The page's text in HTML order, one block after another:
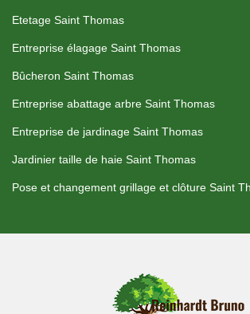
Etetage Saint Thomas
Entreprise élagage Saint Thomas
Bûcheron Saint Thomas
Entreprise abattage arbre Saint Thomas
Entreprise de jardinage Saint Thomas
Jardinier taille de haie Saint Thomas
Pose et changement grillage et clôture Saint